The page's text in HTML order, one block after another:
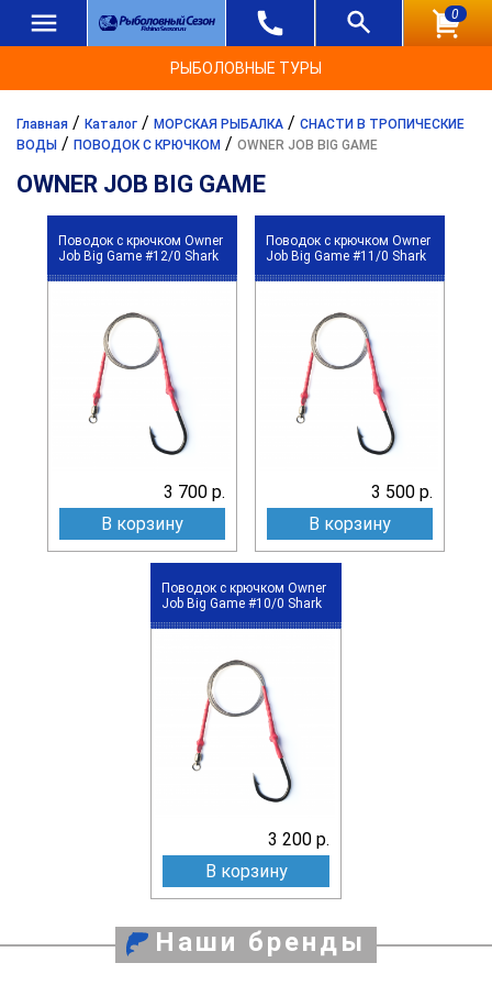
0
РЫБОЛОВНЫЕ ТУРЫ
Главная / Каталог / МОРСКАЯ РЫБАЛКА / СНАСТИ В ТРОПИЧЕСКИЕ
ВОДЫ / ПОВОДОК С КРЮЧКОМ / OWNER JOB BIG GAME
OWNER JOB BIG GAME
Поводок с крючком Owner
Job Big Game #12/0 Shark
3 700 р.
В корзину
Поводок с крючком Owner
Job Big Game #11/0 Shark
3 500 р.
В корзину
Поводок с крючком Owner
Job Big Game #10/0 Shark
3 200 р.
В корзину
Наши бренды